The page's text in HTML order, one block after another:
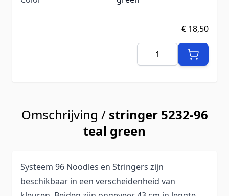
€ 18,50
Aantal
Omschrijving / stringer 5232-96
teal green
Systeem 96 Noodles en Stringers zijn
beschikbaar in een verscheidenheid van